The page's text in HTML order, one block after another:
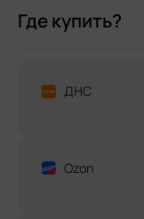
Где купить?
ДНС
Ozon